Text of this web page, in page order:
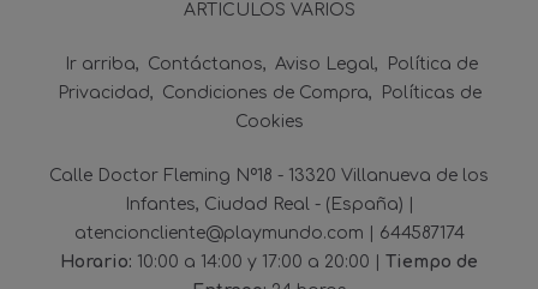
ARTICULOS VARIOS
Ir arriba Contáctanos Aviso Legal
Política de
Privacidad
Condiciones de Compra
Políticas de
Cookies
Calle Doctor Fleming Nº18 - 13320 Villanueva de los
Infantes, Ciudad Real - (España) |
atencioncliente@playmundo.com | 644587174
Horario: 10:00 a 14:00 y 17:00 a 20:00 | Tiempo de